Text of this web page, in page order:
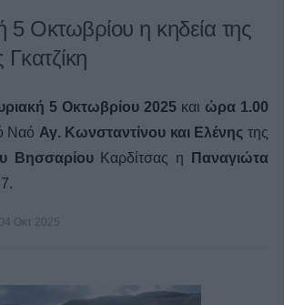
5 Οκτωβρίου η κηδεία της
5 Οκτωβρίου 2025 και ώρα 1.00
Ναό Αγ. Κωνσταντίνου και Ελένηςτης
Βησσαρίου Καρδίτσας η
Παναγιώτα
04 Οκτ 2025